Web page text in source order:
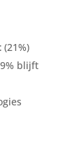
(21%)
blijft